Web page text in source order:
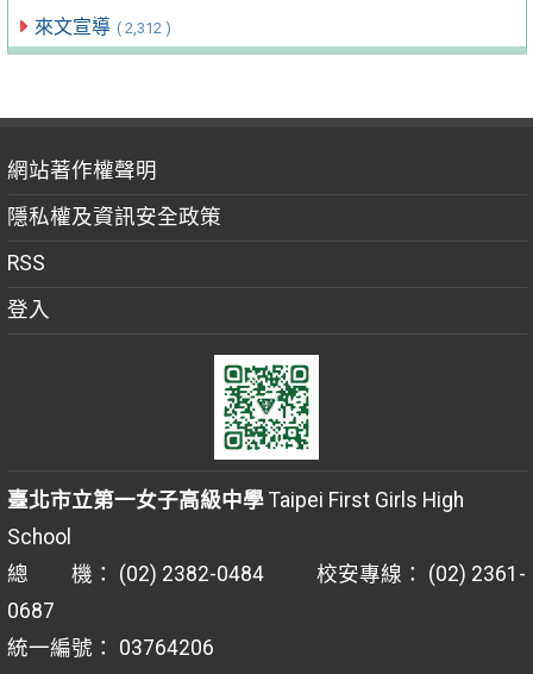
來文宣導 ( 2,312 )
網站著作權聲明
隱私權及資訊安全政策
RSS
登入
臺北市立第一女子高級中學Taipei First Girls High
School
總 機： (02) 2382-0484 校安專線： (02) 2361-
0687
統一編號： 03764206